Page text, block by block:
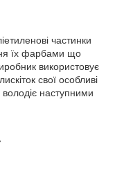
частинки
їх фарбами що
використовує
свої особливі
володіє наступними